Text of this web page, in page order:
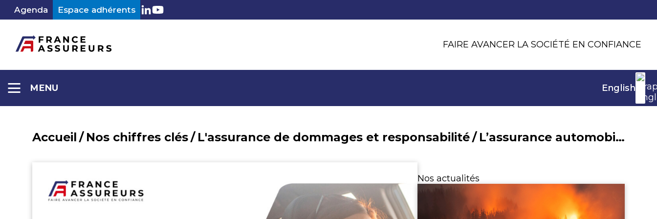
AllerAgenda Espace adhérents LinkedIn
Youtube
FAIRE AVANCER LA SOCIÉTÉ EN CONFIANCE
MENU English
Accueil / Nos chiffres clés/ L'assurance de dommages et responsabilité/ L’assurance automobile des particuliers en 2024
Nos actualités